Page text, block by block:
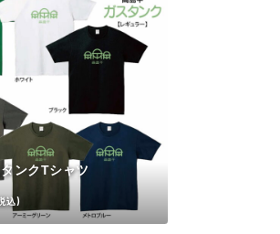
ンクTシャツ
込)